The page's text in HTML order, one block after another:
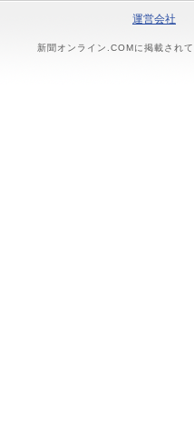
運営会社
新聞オンライン.COMに掲載され